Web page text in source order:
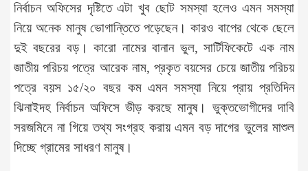
নির্বাচন অফিসের দৃষ্টিতে এটা খুব ছোট সমস্যা হলেও এমন সমস্যা
নিয়ে অনেক মানুষ ভোগান্তিতে পড়েছেন। কারও বাপের থেকে ছেলে
দুই বছরের বড়। কারো নামের বানান ভুল, সার্টিফিকেটে এক নাম
জাতীয় পরিচয় পত্রে আরেক নাম, প্রকৃত বয়সের চেয়ে জাতীয় পরিচয়
পত্রে বয়স ১৫/২০ বছর কম এমন সমস্যা নিয়ে প্রায় প্রতিদিন
ঝিনাইদহ নির্বাচন অফিসে ভীড় করছে মানুষ। ভুক্তভোগীদের দাবি
সরজমিনে না গিয়ে তথ্য সংগ্রহ করায় এমন বড় দাগের ভুলের মাশুল
দিচ্ছে গ্রামের সাধরণ মানুষ।